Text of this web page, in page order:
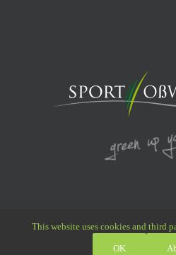
© 2011 - 2026 Sport Oßwald GmbH | All
This website uses cookies and third
OK